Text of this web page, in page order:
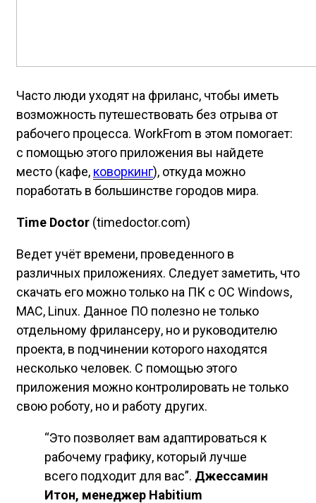
Часто люди уходят на фриланс, чтобы иметь
возможность путешествовать без отрыва от
рабочего процесса. WorkFrom в этом помогает:
с помощью этого приложения вы найдете
место (кафе, коворкинг), откуда можно
поработать в большинстве городов мира.
Time Doctor (timedoctor.com)
Ведет учёт времени, проведенного в
различных приложениях. Следует заметить, что
скачать его можно только на ПК с ОС Windows,
MAC, Linux. Данное ПО полезно не только
отдельному фрилансеру, но и руководителю
проекта, в подчинении которого находятся
несколько человек. С помощью этого
приложения можно контролировать не только
свою роботу, но и работу других.
“Это позволяет вам адаптироваться к
рабочему графику, который лучше
всего подходит для вас”. Джессамин
Итон, менеджер Habitium